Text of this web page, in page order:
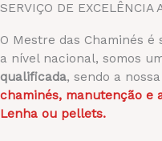
SERVIÇO DE EXCELÊNCIA
O Mestre das Chaminés
a nível nacional, somos
qualificada, sendo a
chaminés, manutenção e
Lenha ou pellets.